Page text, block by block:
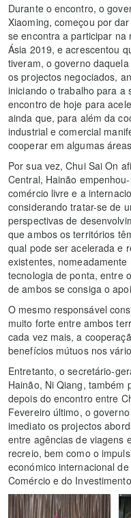
Durante o encontro, o
Xiaoming, começou por
se encontra a participar na
Ásia 2019, e acrescentou
tiveram, o governo
os projectos negociados,
iniciando o trabalho para a
encontro de hoje para
ainda que, para além da
industrial e comercial
cooperar em algumas
Por sua vez, Chui Sai On
Central, Hainão
comércio livre e a
considerando tratar-se de
perspectivas de
que ambos os territórios
qual pode ser acelerada e
existentes,
tecnologia de ponta, entre
de ambos se consiga o
O mesmo responsável
muito forte entre ambos
cada vez mais, a
benefícios mútuos nos
Entretanto, o secretário-
Hainão, Ni Qiang, também
depois do encontro entre
Fevereiro último, o
imediato os projectos
entre agências de viagens
recreio, bem como o
económico internacional
Comércio e do